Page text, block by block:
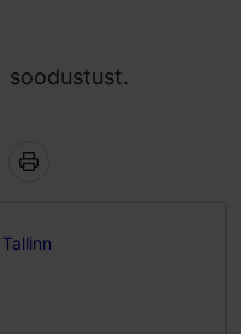
soodustust.